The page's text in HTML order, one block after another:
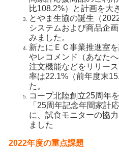
比108.2%）と計画を大
とやま生協の誕生（
システムおよび商品企
みました。
新たにＥＣ事業推進室
やレコメンド（あなた
注文機能などをリリー
率は22.1%（前年度末
た。
コープ北陸創立25周年
「25周年記念年間家計
に、試食モニターの協
ました
2022年度の重点課題